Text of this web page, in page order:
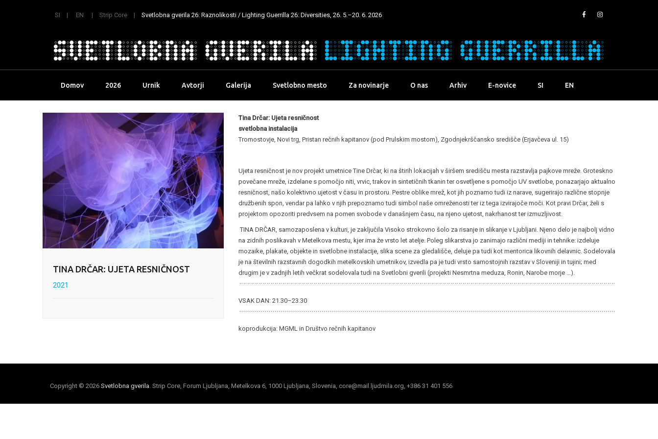
SI EN Strip Core Svetlobna gverila 26: Raznolikosti / Lighting Guerrilla 26: Diversities, 26. 5.–20. 6. 2026
Domov 2026 Urnik Avtorji Galerija Svetlobno mesto Za novinarje O nas Arhiv E-novice SI EN
TINA DRČAR: UJETA RESNIČNOST
2021
Tina Drčar: Ujeta resničnost
svetlobna instalacija
Tromostovje, Novi trg, Pristan rečnih kapitanov (pod Prulskim mostom), Zgodnjekrščansko središče (Erjavčeva ul. 15)
Ujeta resničnost je nov projekt umetnice Tine Drčar, ki na štirih lokacijah v širšem središču mesta razstavlja pajkove mreže. Groteskno
povečane mreže, izdelane s pomočjo niti, vrvic, trakov in sintetičnih tkanin ter osvetljene s pomočjo UV svetlobe, ponazarjajo aktualno
resničnost, našo kolektivno ujetost v času in prostoru. Pestre oblike mrež, kot jih poznamo tudi iz narave, sugerirajo različne stopnje
družbenih spon, vendar pa lahko v njih prepoznamo tudi simbol naše omreženosti ter iz tega izvirajoče moči. Kot pravi Drčar, želi s
projektom opozoriti predvsem na pomen svobode v današnjem času, na njeno ujetost, nakrhanost ter izmuzljivost.
TINA DRČAR, samozaposlena v kulturi, je zaključila Visoko strokovno šolo za risanje in slikanje v Ljubljani. Njeno delo je najbolj vidno
na zidnih poslikavah v Metelkova mestu, kjer ima že vrsto let atelje. Poleg slikarstva jo zanimajo različni mediji in tehnike: izdeluje
mozaike, plakate, objekte in svetlobne instalacije, slika scene za gledališče, deluje pa tudi kot mentorica likovnih delavnic. Sodelovala
je na številnih razstavnih dogodkih metelkovskih umetnikov, izvedla pa je tudi vrsto samostojnih razstav v Sloveniji in tujini; med
drugim je v zadnjih letih večkrat sodelovala tudi na Svetlobni gverili (projekti Nesmrtna meduza, Ronin, Narobe morje …).
VSAK DAN: 21.30–23.30
koprodukcija: MGML in Društvo rečnih kapitanov
Copyright © 2026 Svetlobna gverila. Strip Core, Forum Ljubljana, Metelkova 6, 1000 Ljubljana, Slovenia, core@mail.ljudmila.org, +386 31 401 556